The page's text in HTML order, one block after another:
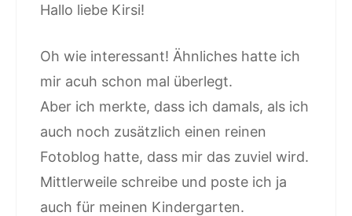
Hallo liebe Kirsi!
Oh wie interessant! Ähnliches hatte ich
mir acuh schon mal überlegt.
Aber ich merkte, dass ich damals, als ich
auch noch zusätzlich einen reinen
Fotoblog hatte, dass mir das zuviel wird.
Mittlerweile schreibe und poste ich ja
auch für meinen Kindergarten.